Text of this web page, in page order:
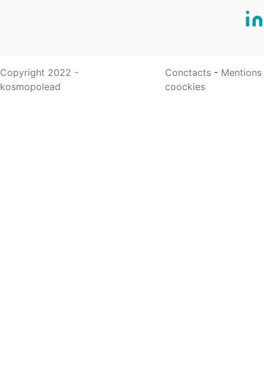
Copyright 2022 -
kosmopolead
Conctacts -
coockies